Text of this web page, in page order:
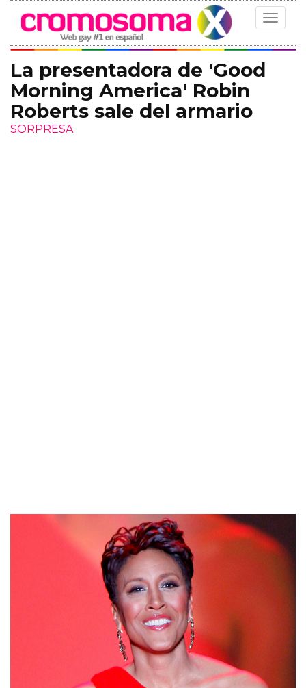
Toggle
La presentadora de 'Good
Morning America' Robin
Roberts sale del armario
SORPRESA